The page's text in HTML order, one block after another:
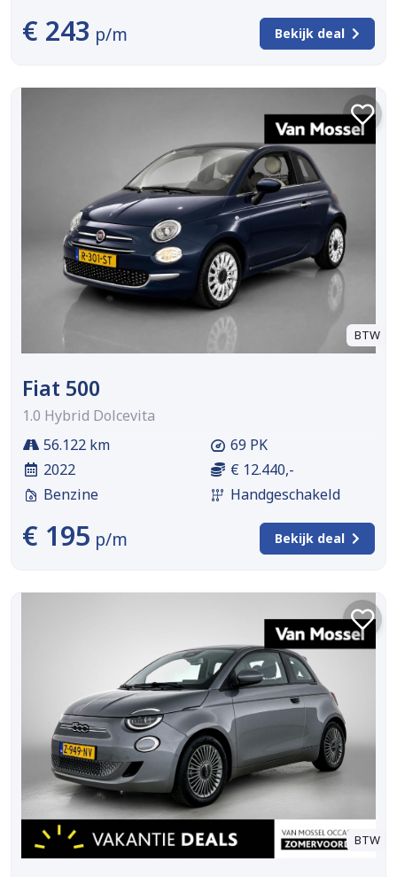
€ 243 p/m Bekijk deal
BTW
Fiat 500
1.0 Hybrid Dolcevita
56.122 km
2022
Benzine
69 PK
€ 12.440,-
Handgeschakeld
€ 195 p/m Bekijk deal
BTW